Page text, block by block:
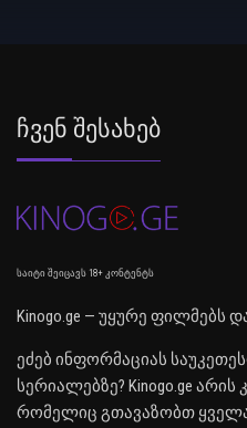
Ჩვენ Შესახებ
საიტი შეიცავს 18+ კონტენტს
Kinogo.ge — უყურე
ეძებ ინფორმაციას
სერიალებზე? Kinogo.ge
რომელიც გთავაზობთ